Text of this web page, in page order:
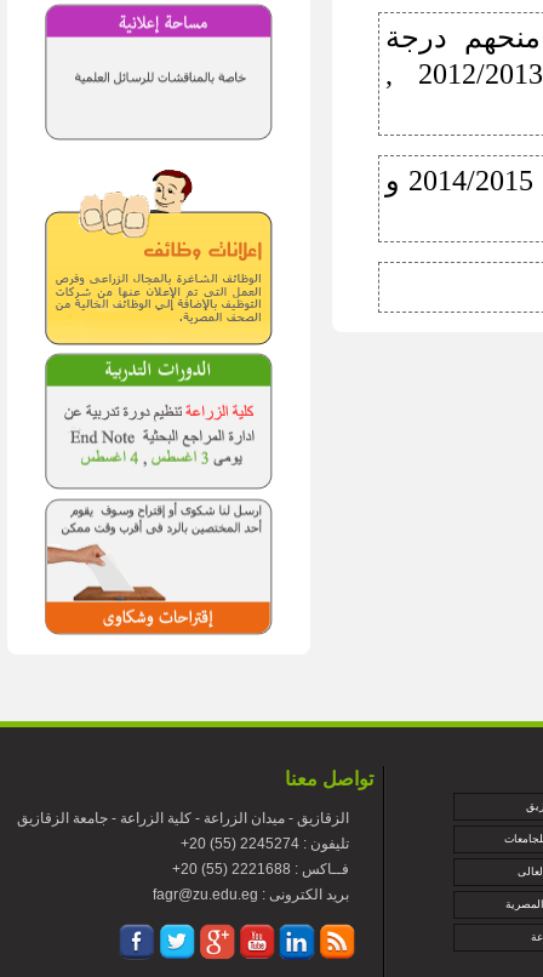
منحهم درجة
الماجستير الدكتوراة خلال العام الجامعى 2012/2013 ,
بيان بأعداد منح الدرجات العلمية للدراسات العليا 2014/2015 و
تواصل معنا
الزقازيق - ميدان الزراعة - كلية الزراعة - جامعة الزقازيق
+تليفون : 2245274 (55) 20
+فــاكس : 2221688 (55) 20
fagr@zu.edu.eg : بريد الكترونى